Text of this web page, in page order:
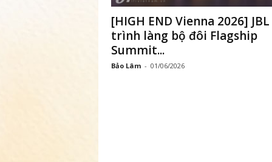
[HIGH END Vienna 2026] JBL
trình làng bộ đôi Flagship
Summit...
Bảo Lâm - 01/06/2026